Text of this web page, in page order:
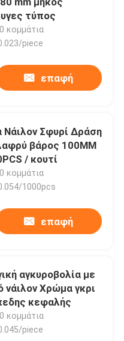
τύπος
κομμάτια
piece
επαφή
Νάιλον Σφυρί Δράση
βάρος 100MM
/ κουτί
κομμάτια
1000pcs
επαφή
αγκυροβολία με
νάιλον Χρώμα γκρι
κεφαλής
κομμάτια
piece